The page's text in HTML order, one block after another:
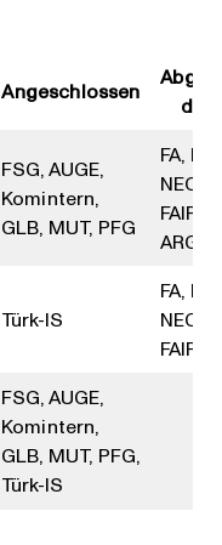
Angeschlossen
FSG, AUGE,
Komintern,
GLB, MUT, PFG
FA,
NEOS,
FAIR,
ARGE
Türk-IS
FA,
NEOS,
FAIR
FSG, AUGE,
Komintern,
GLB, MUT, PFG,
Türk-IS